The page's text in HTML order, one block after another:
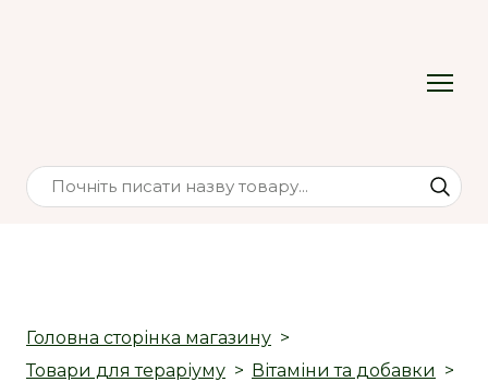
Головна сторінка магазину
Товари для тераріуму
Вітаміни та добавки